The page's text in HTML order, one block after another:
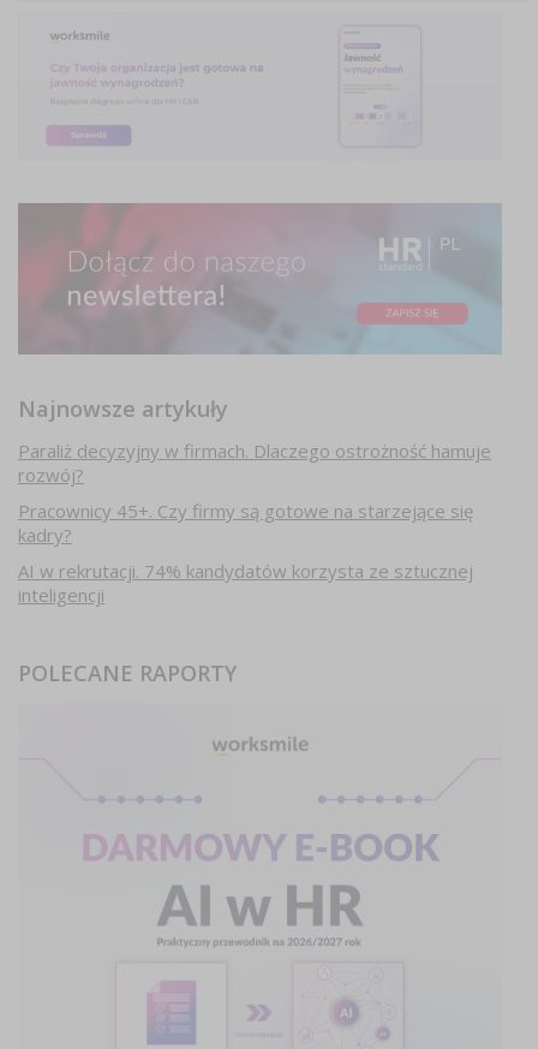
Najnowsze artykuły
Paraliż decyzyjny w firmach. Dlaczego ostrożność hamuje
rozwój?
Pracownicy 45+. Czy firmy są gotowe na starzejące się
kadry?
AI w rekrutacji. 74% kandydatów korzysta ze sztucznej
inteligencji
POLECANE RAPORTY